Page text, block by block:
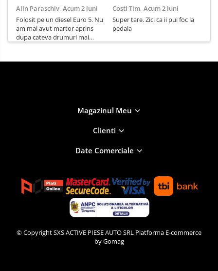
Alin Paraschiv, Acum 2 luni
Folosit pe un diesel Euro 5. Nu
am mai avut martor aprins
dupa cateva drumuri mai
Costi Tim, Acum 2 luni
Super tare. Zici ca ii pui foc la
pedala
Magazinul Meu
Clienti
Date Comerciale
© Copyright SXS ACTIVE PIESE AUTO SRL Platforma E-commerce
by Gomag